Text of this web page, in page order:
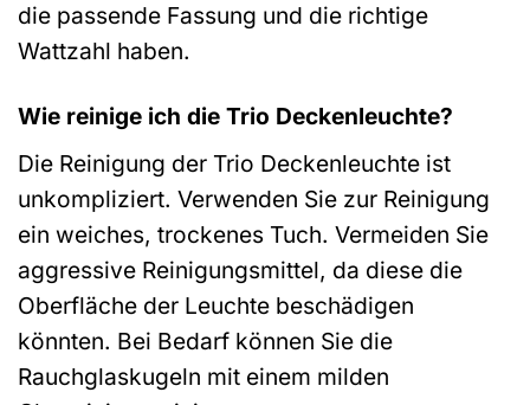
die passende Fassung und die richtige
Wattzahl haben.
Wie reinige ich die Trio Deckenleuchte?
Die Reinigung der Trio Deckenleuchte ist
unkompliziert. Verwenden Sie zur Reinigung
ein weiches, trockenes Tuch. Vermeiden Sie
aggressive Reinigungsmittel, da diese die
Oberfläche der Leuchte beschädigen
könnten. Bei Bedarf können Sie die
Rauchglaskugeln mit einem milden